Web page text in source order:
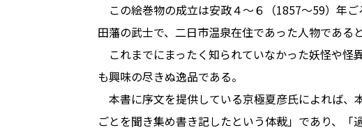
この絵巻物の成立は安政４～６（1857～59）年
田藩の武士で、二日市温泉在住であった人物であると
これまでにまったく知られていなかった妖怪や怪
も興味の尽きぬ逸品である。
本書に序文を提供している京極夏彦氏によれば、
ごとを聞き集め書き記したという体裁」であり、